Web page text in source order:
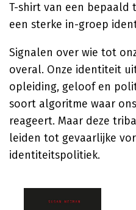
T-shirt van een bepaald
een sterke in-groep
Signalen over wie tot
overal. Onze identiteit
opleiding, geloof en
soort algoritme waar
reageert. Maar deze
leiden tot gevaarlijke
identiteitspolitiek.